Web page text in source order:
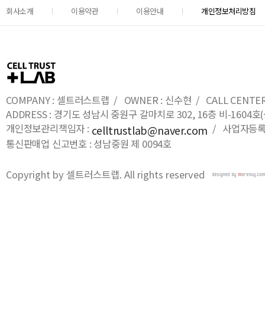
회사소개 이용약관 이용안내 개인정보처리방침
COMPANY : 셀트러스트랩 / OWNER : 신수현 / CALL
ADDRESS : 경기도 성남시 중원구 갈마치로 302, 16층 비-1604
개인정보관리책임자 : celltrustlab@naver.com / 사업자등
통신판매업 신고번호 : 성남중원 제 0094호
Copyright by 셀트러스트랩. All rights reserved